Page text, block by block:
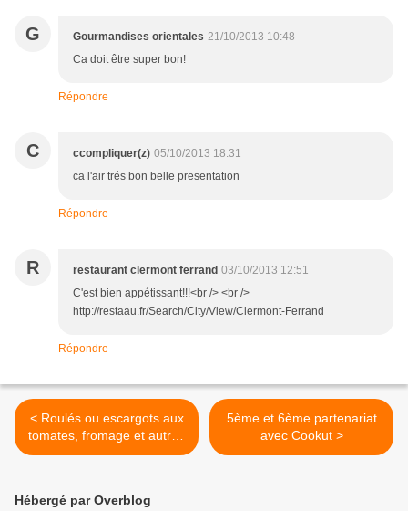
G Gourmandises orientales 21/10/2013 10:48
Ca doit être super bon!
Répondre
C ccompliquer(z) 05/10/2013 18:31
ca l'air trés bon belle presentation
Répondre
R restaurant clermont ferrand 03/10/2013 12:51
C'est bien appétissant!!!<br /> <br />
http://restaau.fr/Search/City/View/Clermont-Ferrand
Répondre
< Roulés ou escargots aux
tomates, fromage et autres
ingrédients de votre choix
5ème et 6ème partenariat
avec Cookut >
Hébergé par Overblog